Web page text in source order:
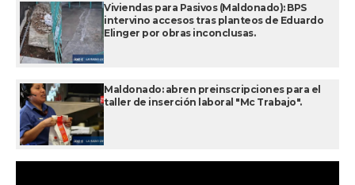
Viviendas para Pasivos (Maldonado): BPS
intervino accesos tras planteos de Eduardo
Elinger por obras inconclusas.
Maldonado: abren preinscripciones para el
taller de inserción laboral "Mc Trabajo".